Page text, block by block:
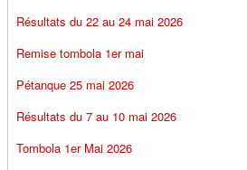
Résultats du 22 au 24 mai 2026
Remise tombola 1er mai
Pétanque 25 mai 2026
Résultats du 7 au 10 mai 2026
Tombola 1er Mai 2026